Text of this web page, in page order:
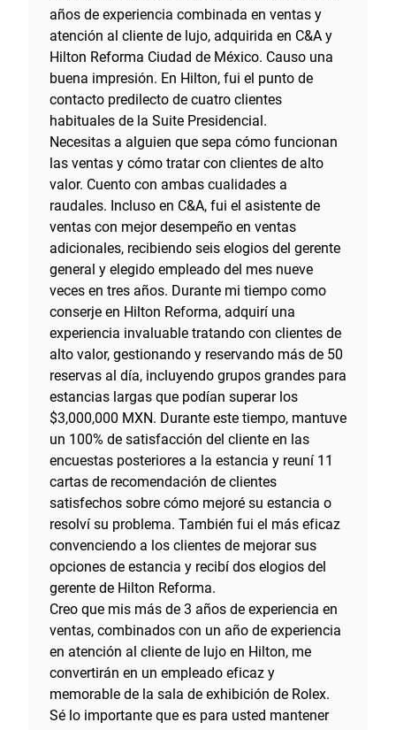
años de experiencia combinada en ventas y
atención al cliente de lujo, adquirida en C&A y
Hilton Reforma Ciudad de México. Causo una
buena impresión. En Hilton, fui el punto de
contacto predilecto de cuatro clientes
habituales de la Suite Presidencial.
Necesitas a alguien que sepa cómo funcionan
las ventas y cómo tratar con clientes de alto
valor. Cuento con ambas cualidades a
raudales. Incluso en C&A, fui el asistente de
ventas con mejor desempeño en ventas
adicionales, recibiendo seis elogios del gerente
general y elegido empleado del mes nueve
veces en tres años. Durante mi tiempo como
conserje en Hilton Reforma, adquirí una
experiencia invaluable tratando con clientes de
alto valor, gestionando y reservando más de 50
reservas al día, incluyendo grupos grandes para
estancias largas que podían superar los
$3,000,000 MXN. Durante este tiempo, mantuve
un 100% de satisfacción del cliente en las
encuestas posteriores a la estancia y reuní 11
cartas de recomendación de clientes
satisfechos sobre cómo mejoré su estancia o
resolví su problema. También fui el más eficaz
convenciendo a los clientes de mejorar sus
opciones de estancia y recibí dos elogios del
gerente de Hilton Reforma.
Creo que mis más de 3 años de experiencia en
ventas, combinados con un año de experiencia
en atención al cliente de lujo en Hilton, me
convertirán en un empleado eficaz y
memorable de la sala de exhibición de Rolex.
Sé lo importante que es para usted mantener